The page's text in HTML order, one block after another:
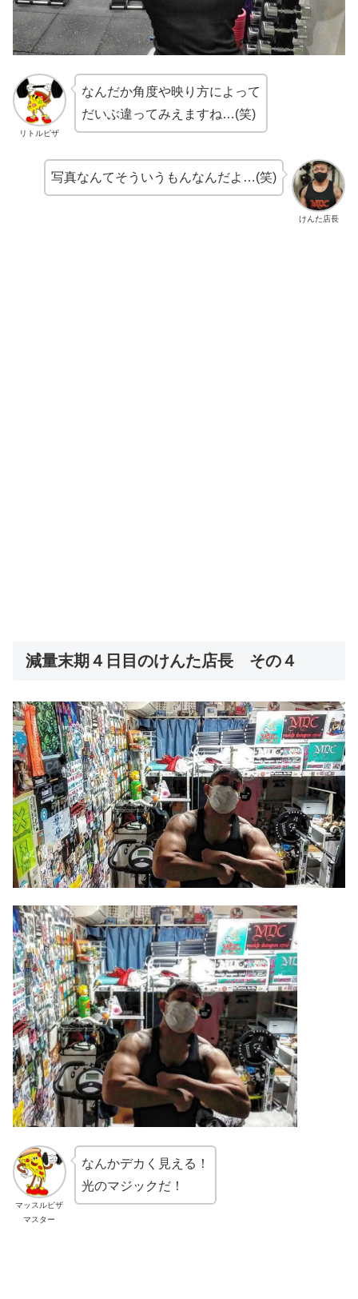
リトルピザ
なんだか角度や映り方によって
だいぶ違ってみえますね…(笑)
けんた店長
写真なんてそういうもんなんだよ…(笑)
減量末期４日目のけんた店長 その４
マッスルピザ
マスター
なんかデカく見える！
光のマジックだ！